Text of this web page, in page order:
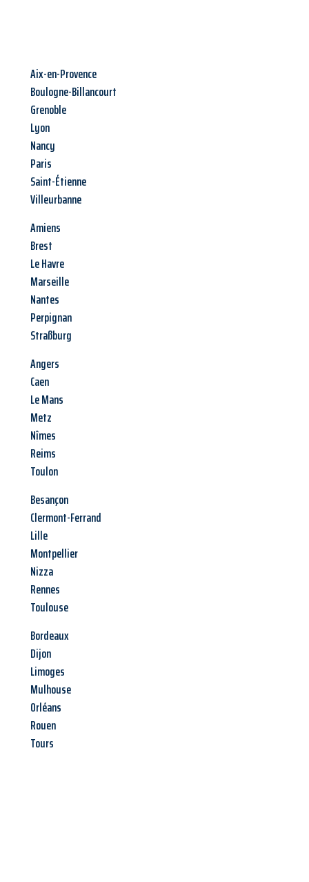
Aix-en-Provence
Boulogne-Billancourt
Grenoble
Lyon
Nancy
Paris
Saint-Étienne
Villeurbanne
Amiens
Brest
Le Havre
Marseille
Nantes
Perpignan
Straßburg
Angers
Caen
Le Mans
Metz
Nîmes
Reims
Toulon
Besançon
Clermont-Ferrand
Lille
Montpellier
Nizza
Rennes
Toulouse
Bordeaux
Dijon
Limoges
Mulhouse
Orléans
Rouen
Tours